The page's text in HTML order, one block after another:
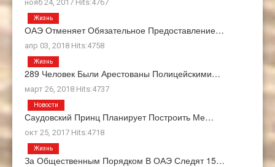
нояб 24, 2017 Hits:4767
ОАЭ Отменяет Обязательное Предоставление…
апр 03, 2018 Hits:4758
Жизнь
289 Человек Были Арестованы Полицейскими…
март 26, 2018 Hits:4737
Жизнь
Саудовский Принц Планирует Построить Ме…
окт 25, 2017 Hits:4718
Новости
За Общественным Порядком В ОАЭ Следят 15…
Жизнь